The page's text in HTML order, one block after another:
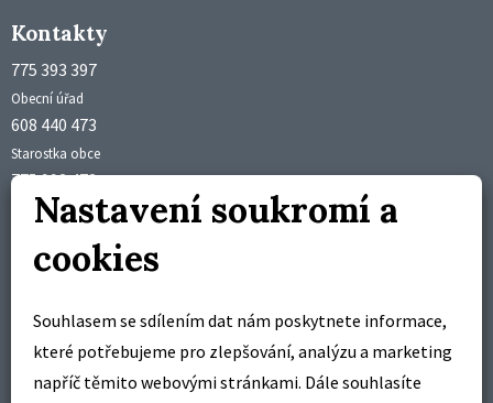
Kontakty
775 393 397
Obecní úřad
608 440 473
Starostka obce
775 992 473
Účetní obce
starosta@brusne.cz
Úřední hodiny
pondělí 18:00 – 19:00 hodin
středa 18:00 – 19:00 hodin
Nastavení soukromí a
cookies
Souhlasem se sdílením dat nám poskytnete informace,
které potřebujeme pro zlepšování, analýzu a marketing
napříč těmito webovými stránkami. Dále souhlasíte